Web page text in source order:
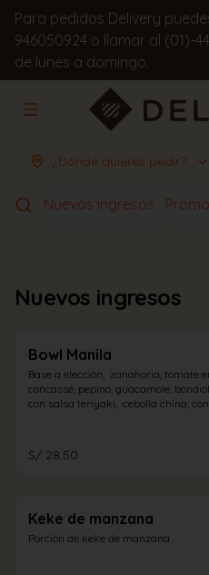
Para pedidos Delivery
946050924 o llamar al (01)-
de lunes a domingo.
Abrir menu de navegación
¿Dónde quieres pedir?
Nuevos ingresos
Nuevos ingresos
Bowl Manila
Base a elección,  zanahoria, tomate
concassé, pepino, guacamole,
con salsa teriyaki,  cebolla china, con
S/ 28.50
Keke de manzana
Porción de keke de manzana